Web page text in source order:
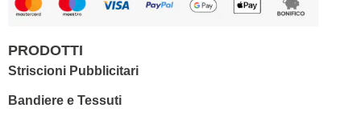
PRODOTTI
Striscioni Pubblicitari
Bandiere e Tessuti